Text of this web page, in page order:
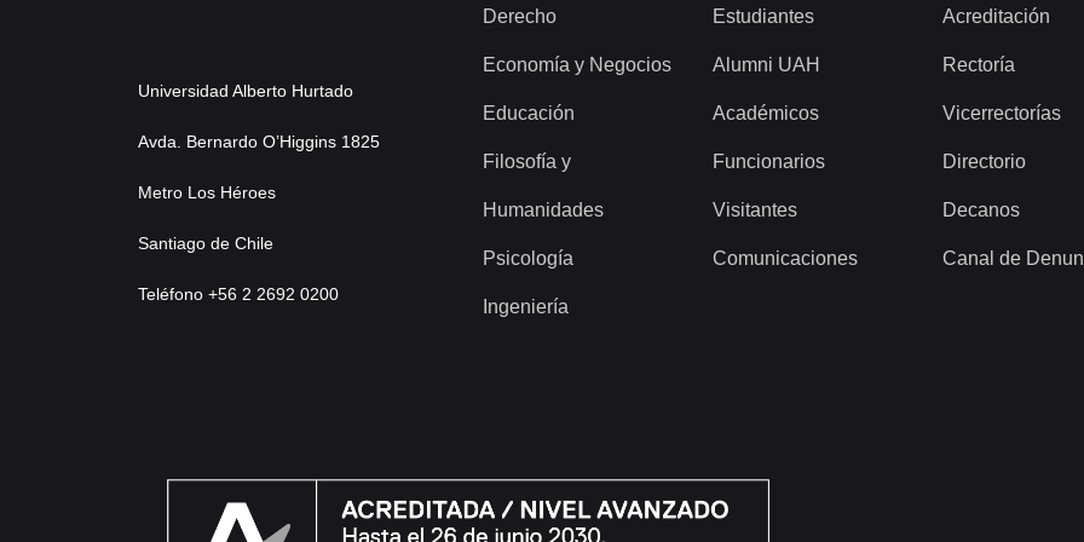
Universidad Alberto Hurtado
Avda. Bernardo O’Higgins 1825
Metro Los Héroes
Santiago de Chile
Teléfono +56 2 2692 0200
Derecho
Economía y Negocios
Educación
Filosofía y
Humanidades
Psicología
Ingeniería
Estudiantes
Alumni UAH
Académicos
Funcionarios
Visitantes
Comunicaciones
Acreditación
Rectoría
Vicerrectorías
Directorio
Decanos
Canal de